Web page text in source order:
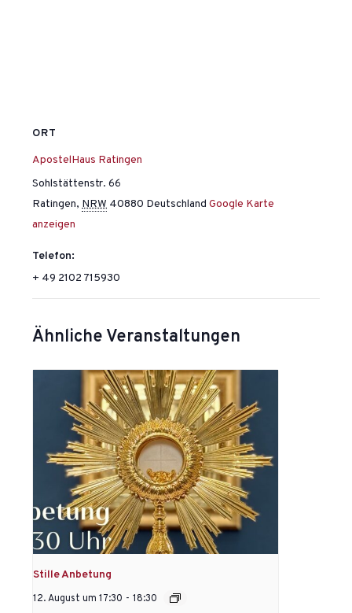
ORT
ApostelHaus Ratingen
Sohlstättenstr. 66
Ratingen, NRW 40880 Deutschland Google Karte
anzeigen
Telefon:
+ 49 2102 715930
Ähnliche Veranstaltungen
Stille Anbetung
12. August um 17:30 - 18:30